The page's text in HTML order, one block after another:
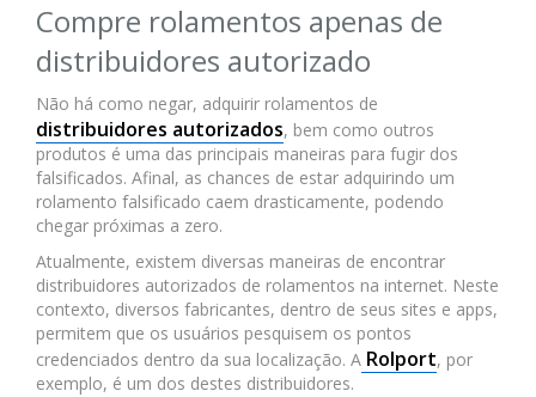
Compre rolamentos apenas de
distribuidores autorizado
Não há como negar, adquirir rolamentos de
distribuidores autorizados, bem como outros
produtos é uma das principais maneiras para fugir dos
falsificados. Afinal, as chances de estar adquirindo um
rolamento falsificado caem drasticamente, podendo
chegar próximas a zero.
Atualmente, existem diversas maneiras de encontrar
distribuidores autorizados de rolamentos na internet. Neste
contexto, diversos fabricantes, dentro de seus sites e apps,
permitem que os usuários pesquisem os pontos
credenciados dentro da sua localização. A Rolport, por
exemplo, é um dos destes distribuidores.